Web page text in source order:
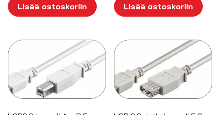
Lisää ostoskoriin Lisää ostoskoriin